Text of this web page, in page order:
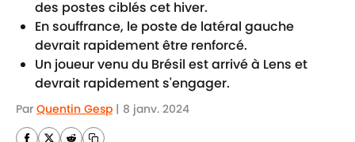
des postes ciblés cet hiver.
En souffrance, le poste de latéral gauche
devrait rapidement être renforcé.
Un joueur venu du Brésil est arrivé à Lens et
devrait rapidement s'engager.
Par Quentin Gesp | 8 janv. 2024